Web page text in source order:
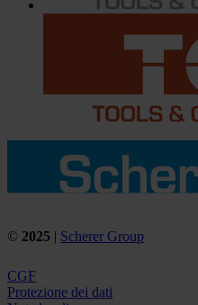
© 2025 | Scherer Group
CGF
Protezione dei dati